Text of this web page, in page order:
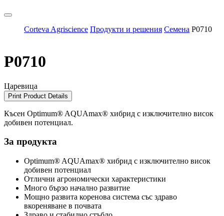
Corteva Agriscience Продукти и решения Семена Р0710
Р0710
Царевица
Print Product Details
Късен Optimum® AQUAmax® хибрид с изключително висок
добивен потенциал.
За продукта
Optimum® AQUAmax® хибрид с изключително висок
добивен потенциал
Отлични агрономически характеристики
Много бързо начално развитие
Мощно развита коренова система със здраво
вкореняване в почвата